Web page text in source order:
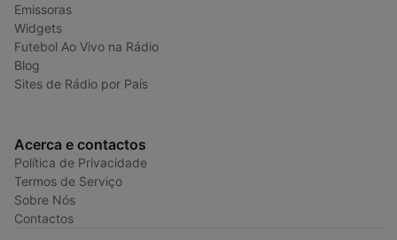
Emissoras
Widgets
Futebol Ao Vivo na Rádio
Blog
Sites de Rádio por País
Acerca e contactos
Política de Privacidade
Termos de Serviço
Sobre Nós
Contactos